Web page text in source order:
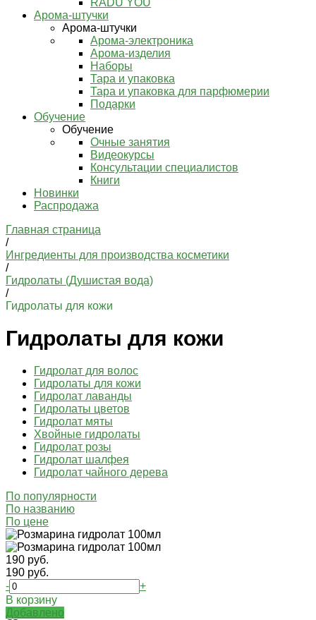
RADU YOU
Арома-штучки
Арома-штучки
Арома-электроника
Арома-изделия
Наборы
Тара и упаковка
Тара и упаковка для парфюмерии
Подарки
Обучение
Обучение
Очные занятия
Видеокурсы
Консультации специалистов
Книги
Новинки
Распродажа
Главная страница
/
Ингредиенты для производства косметики
/
Гидролаты (Душистая вода)
/
Гидролаты для кожи
Гидролаты для кожи
Гидролат для волос
Гидролаты для кожи
Гидролат лаванды
Гидролаты цветов
Гидролат мяты
Хвойные гидролаты
Гидролат розы
Гидролат шалфея
Гидролат чайного дерева
По популярности
По названию
По цене
190 руб.
190 руб.
-
+
В корзину
Добавлено